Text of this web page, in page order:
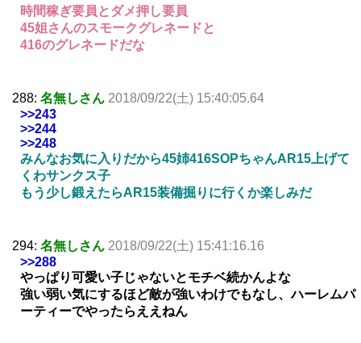
時間稼ぎ要員とダメ押し要員
45姐さんのスモークグレネードと
416のグレネードだな
288: 名無しさん 2018/09/22(土) 15:40:05.64
>>243
>>244
>>248
みんなお気に入りだから45姉416SOPちゃんAR15上げて
くわサンクス子
もう少し鍛えたらAR15装備掘りに行くか楽しみだ
294: 名無しさん 2018/09/22(土) 15:41:16.16
>>288
やっぱり可愛い子じゃないとモチベ続かんよな
強い弱い気にするほど敵が強いわけでもなし、ハーレムパ
ーティーでやったらええねん